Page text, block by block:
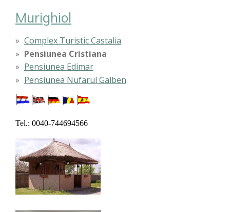
Murighiol
Complex Turistic Castalia
Pensiunea Cristiana
Pensiunea Edimar
Pensiunea Nufarul Galben
Tel.: 0040-744694566